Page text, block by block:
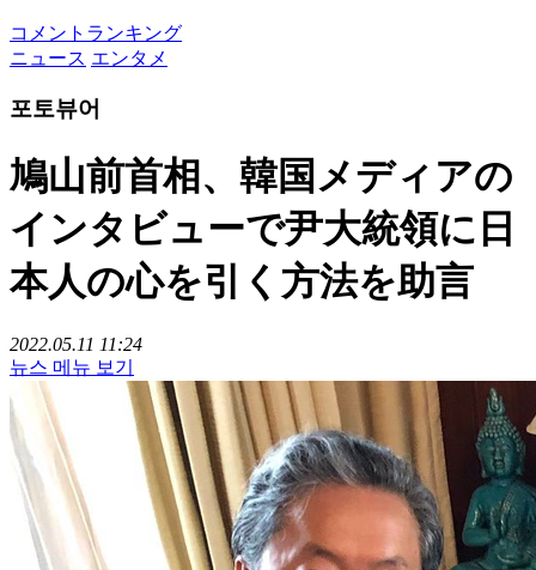
コメントランキング
ニュース エンタメ
포토뷰어
鳩山前首相、韓国メディアの
インタビューで尹大統領に日
本人の心を引く方法を助言
2022.05.11 11:24
뉴스 메뉴 보기